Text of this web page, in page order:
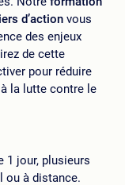
d’action vous
des enjeux
de cette
pour réduire
la lutte contre le
1 jour, plusieurs
ou à distance.